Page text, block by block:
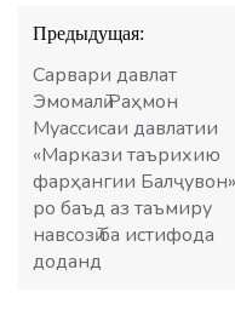
Навигация
по
записям
Предыдущая:
Сарвари давлат
Эмомалӣ Раҳмон
Муассисаи давлатии
«Маркази таърихию
фарҳангии
ро баъд аз таъмиру
навсозӣ ба истифода
доданд